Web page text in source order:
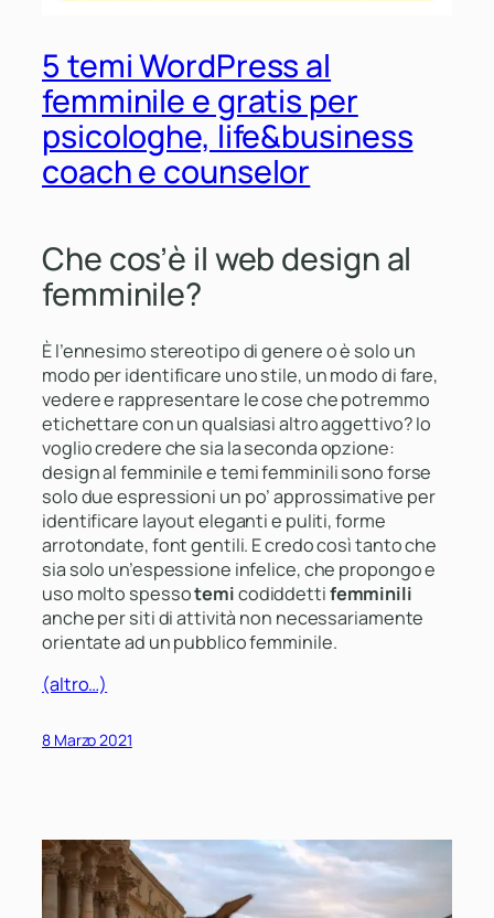
5 temi WordPress al
femminile e gratis per
psicologhe, life&business
coach e counselor
Che cos’è il web design al
femminile?
È l’ennesimo stereotipo di genere o è solo un
modo per identificare uno stile, un modo di fare,
vedere e rappresentare le cose che potremmo
etichettare con un qualsiasi altro aggettivo? Io
voglio credere che sia la seconda opzione:
design al femminileetemi femminilisono forse
solodue espressioni un po’ approssimative per
identificare layout eleganti e puliti, forme
arrotondate, font gentili. E credo così tanto che
sia solo un’espessione infelice, che propongo e
uso molto spessotemicodiddettifemminili
anche per siti di attività non necessariamente
orientate ad un pubblico femminile.
(altro…)
8 Marzo 2021